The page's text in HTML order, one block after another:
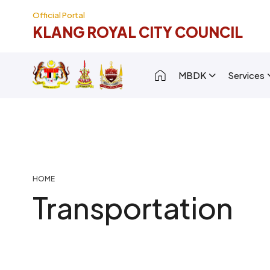
Official Portal
KLANG ROYAL CITY COUNCIL
Main navigation
MBDK Services
Breadcrumb
HOME
Transportation